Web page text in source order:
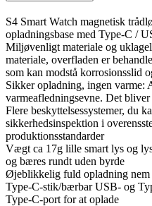
S4 Smart Watch magnetisk
opladningsbase med Type-C /
Miljøvenligt materiale og
materiale, overfladen er
som kan modstå korrosionsslid
Sikker opladning, ingen varme:
varmeafledningsevne. Det
Flere beskyttelsessystemer, du
sikkerhedsinspektion i
produktionsstandarder
Vægt ca 17g lille smart lys og
og bæres rundt uden byrde
Øjeblikkelig fuld opladning
Type-C-stik/bærbar USB- og
Type-C-port for at oplade